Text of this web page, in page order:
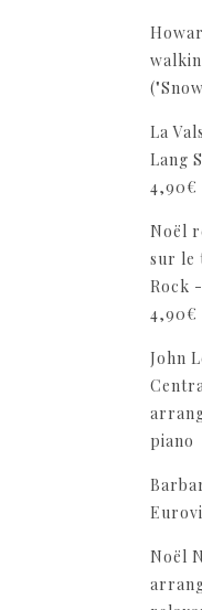
La
Lang
4,90€
Noël
sur le
Rock
4,90€
John
piano
Noël